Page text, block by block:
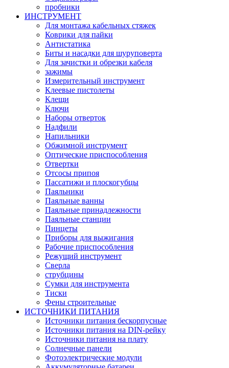
пробники
ИНСТРУМЕНТ
Для монтажа кабельных стяжек
Коврики для пайки
Антистатика
Биты и насадки для шуруповерта
Для зачистки и обрезки кабеля
зажимы
Измерительный инструмент
Клеевые пистолеты
Клещи
Ключи
Наборы отверток
Надфили
Напильники
Обжимной инструмент
Оптические приспособления
Отвертки
Отсосы припоя
Пассатижи и плоскогубцы
Паяльники
Паяльные ванны
Паяльные принадлежности
Паяльные станции
Пинцеты
Приборы для выжигания
Рабочие приспособления
Режущий инструмент
Сверла
струбцины
Сумки для инструмента
Тиски
Фены строительные
ИСТОЧНИКИ ПИТАНИЯ
Источники питания бескорпусные
Источники питания на DIN-рейку
Источники питания на плату
Солнечные панели
Фотоэлектрические модули